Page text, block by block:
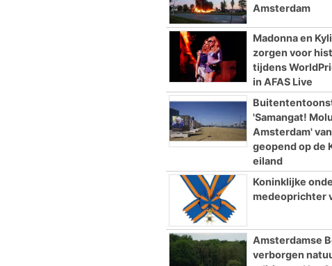
Amsterdam
Madonna en
zorgen voor
tijdens
in AFAS Live
'Samangat!
Amsterdam'
geopend op de
eiland
Koninklijke
medeoprichter
Amsterdamse
verborgen